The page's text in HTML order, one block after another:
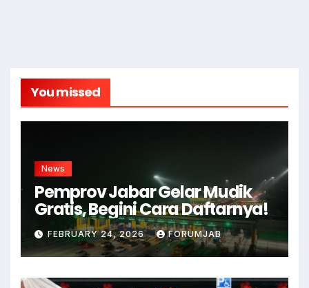
You missed
News
Pemprov Jabar Gelar Mudik
Gratis, Begini Cara Daftarnya!
FEBRUARY 24, 2026 FORUMJAB